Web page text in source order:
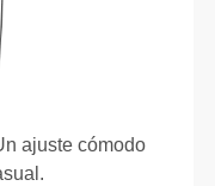
ajuste cómodo